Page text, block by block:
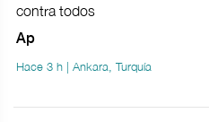
contra todos
Ap
Hace 3 h | Ankara, Turquía